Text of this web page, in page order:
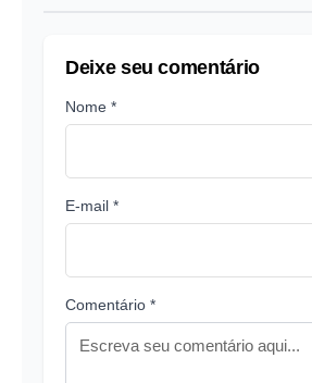
Deixe seu comentário
Nome *
E-mail *
Comentário *